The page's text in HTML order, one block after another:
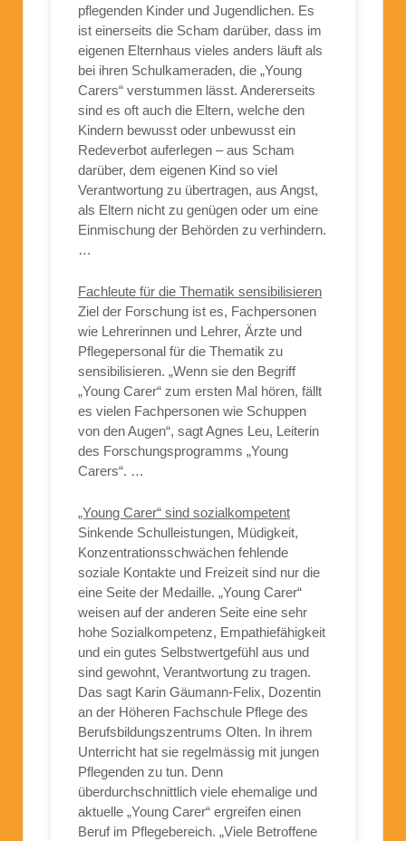
pflegenden Kinder und Jugendlichen. Es
ist einerseits die Scham darüber, dass im
eigenen Elternhaus vieles anders läuft als
bei ihren Schulkameraden, die „Young
Carers“ verstummen lässt. Andererseits
sind es oft auch die Eltern, welche den
Kindern bewusst oder unbewusst ein
Redeverbot auferlegen – aus Scham
darüber, dem eigenen Kind so viel
Verantwortung zu übertragen, aus Angst,
als Eltern nicht zu genügen oder um eine
Einmischung der Behörden zu verhindern.
…
Fachleute für die Thematik sensibilisieren
Ziel der Forschung ist es, Fachpersonen
wie Lehrerinnen und Lehrer, Ärzte und
Pflegepersonal für die Thematik zu
sensibilisieren. „Wenn sie den Begriff
„Young Carer“ zum ersten Mal hören, fällt
es vielen Fachpersonen wie Schuppen
von den Augen“, sagt Agnes Leu, Leiterin
des Forschungsprogramms „Young
Carers“. …
„Young Carer“ sind sozialkompetent
Sinkende Schulleistungen, Müdigkeit,
Konzentrationsschwächen fehlende
soziale Kontakte und Freizeit sind nur die
eine Seite der Medaille. „Young Carer“
weisen auf der anderen Seite eine sehr
hohe Sozialkompetenz, Empathiefähigkeit
und ein gutes Selbstwertgefühl aus und
sind gewohnt, Verantwortung zu tragen.
Das sagt Karin Gäumann-Felix, Dozentin
an der Höheren Fachschule Pflege des
Berufsbildungszentrums Olten. In ihrem
Unterricht hat sie regelmässig mit jungen
Pflegenden zu tun. Denn
überdurchschnittlich viele ehemalige und
aktuelle „Young Carer“ ergreifen einen
Beruf im Pflegebereich. „Viele Betroffene